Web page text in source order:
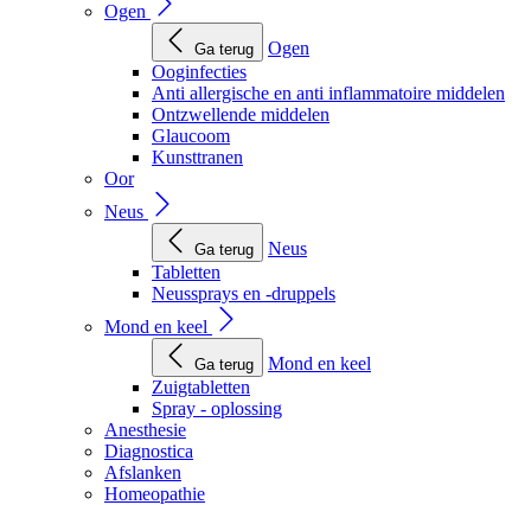
Ogen
Ga terug
Ogen
Ooginfecties
Anti allergische en anti inflammatoire middelen
Ontzwellende middelen
Glaucoom
Kunsttranen
Oor
Neus
Ga terug
Neus
Tabletten
Neussprays en -druppels
Mond en keel
Ga terug
Mond en keel
Zuigtabletten
Spray - oplossing
Anesthesie
Diagnostica
Afslanken
Homeopathie